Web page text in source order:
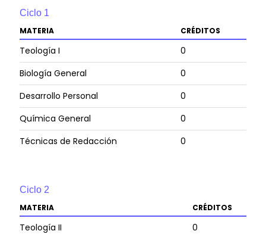
Ciclo 1
MATERIA
CRÉDITOS
Teología I
0
Biología General
0
Desarrollo Personal
0
Química General
0
Técnicas de Redacción
0
Ciclo 2
MATERIA
CRÉDITOS
Teología II
0